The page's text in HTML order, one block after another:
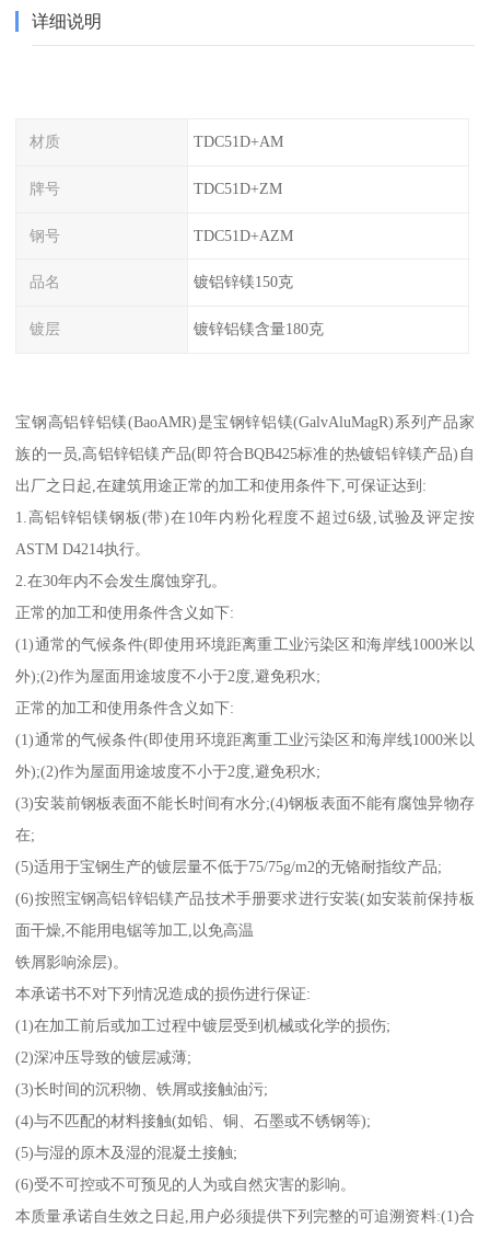
详细说明
材质 TDC51D+AM
牌号 TDC51D+ZM
钢号 TDC51D+AZM
品名 镀铝锌镁150克
镀层 镀锌铝镁含量180克
宝钢高铝锌铝镁(BaoAMR)是宝钢锌铝镁(GalvAluMagR)系列产品家
族的一员,高铝锌铝镁产品(即符合BQB425标准的热镀铝锌镁产品)自
出厂之日起,在建筑用途正常的加工和使用条件下,可保证达到:
1.高铝锌铝镁钢板(带)在10年内粉化程度不超过6级,试验及评定按
ASTM D4214执行。
2.在30年内不会发生腐蚀穿孔。
正常的加工和使用条件含义如下:
(1)通常的气候条件(即使用环境距离重工业污染区和海岸线1000米以
外);(2)作为屋面用途坡度不小于2度,避免积水;
正常的加工和使用条件含义如下:
(1)通常的气候条件(即使用环境距离重工业污染区和海岸线1000米以
外);(2)作为屋面用途坡度不小于2度,避免积水;
(3)安装前钢板表面不能长时间有水分;(4)钢板表面不能有腐蚀异物存
在;
(5)适用于宝钢生产的镀层量不低于75/75g/m2的无铬耐指纹产品;
(6)按照宝钢高铝锌铝镁产品技术手册要求进行安装(如安装前保持板
面干燥,不能用电锯等加工,以免高温
铁屑影响涂层)。
本承诺书不对下列情况造成的损伤进行保证:
(1)在加工前后或加工过程中镀层受到机械或化学的损伤;
(2)深冲压导致的镀层减薄;
(3)长时间的沉积物、铁屑或接触油污;
(4)与不匹配的材料接触(如铅、铜、石墨或不锈钢等);
(5)与湿的原木及湿的混凝土接触;
(6)受不可控或不可预见的人为或自然灾害的影响。
本质量承诺自生效之日起,用户必须提供下列完整的可追溯资料:(1)合